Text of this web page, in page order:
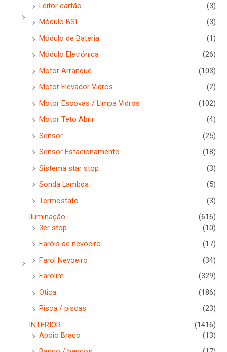
Leitor cartão
(3)
Módulo BSI
(3)
Módulo de Bateria
(1)
Módulo Eletrónica
(26)
Motor Arranque
(103)
Motor Elevador Vidros
(2)
Motor Escovas / Limpa Vidros
(102)
Motor Teto Abrir
(4)
Sensor
(25)
Sensor Estacionamento
(18)
Sistema star stop
(3)
Sonda Lambda
(5)
Termostato
(3)
Iluminação
(616)
3er stop
(10)
Faróis de nevoeiro
(17)
Farol Nevoeiro
(34)
Farolim
(329)
Otica
(186)
Pisca / piscas
(23)
INTERIOR
(1416)
Apoio Braço
(13)